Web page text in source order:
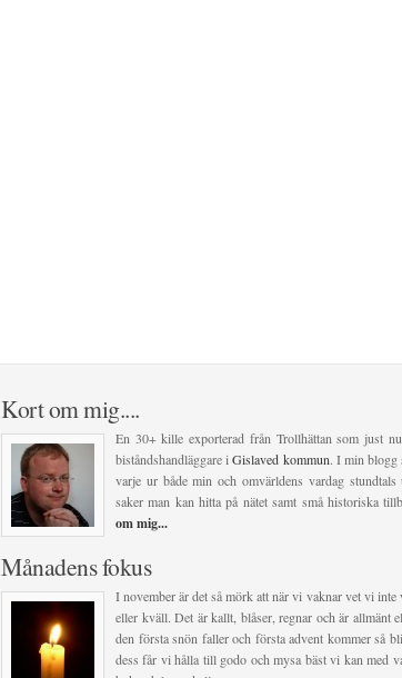
Kort om mig....
En 30+ kille exporterad från Trollhättan som just
biståndshandläggare iGislaved kommun. I min blogg
varje ur både min och omvärldens vardag stundtals
saker man kan hitta på nätet samt små historiska
om mig...
Månadens fokus
I november är det så mörk att när vi vaknar vet vi inte
eller kväll. Det är kallt, blåser, regnar och är allmänt
den första snön faller och första advent kommer så
dess får vi hålla till godo och mysa bäst vi kan med